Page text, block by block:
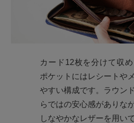
カード12枚を分けて収
ポケットにはレシートや
やすい構成です。ラウン
らではの安心感がありな
しなやかなレザーを用い